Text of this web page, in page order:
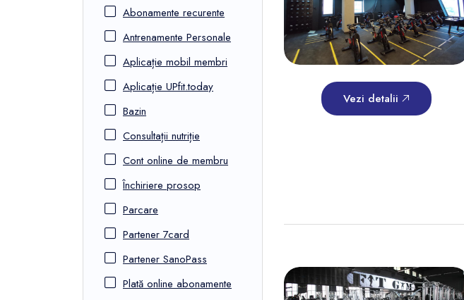
Abonamente recurente
Antrenamente Personale
Aplicație mobil membri
Aplicație UPfit.today
Bazin
Consultații nutriție
Cont online de membru
Închiriere prosop
Parcare
Partener 7card
Partener SanoPass
Plată online abonamente
Vezi detalii